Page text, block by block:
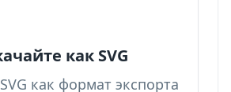
как SVG
как формат экспорта